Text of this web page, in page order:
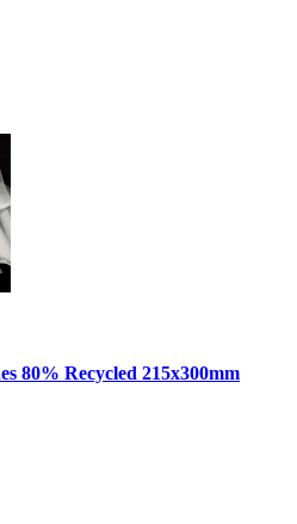
80% Recycled 215x300mm